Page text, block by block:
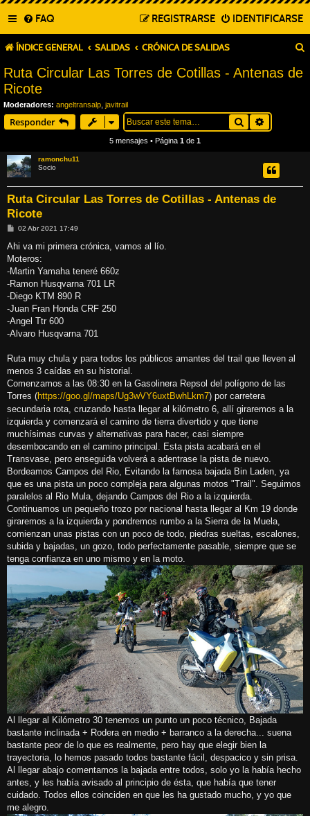
FAQ IDENTIFICARSE
REGISTRARSE
ÍNDICE GENERAL SALIDAS CRÓNICA DE SALIDAS
Ruta Circular Las Torres de Cotillas - Antenas de
Ricote
Moderadores: angeltransalp javitrail
Responder Buscar
5 mensajes • Página 1 de 1
ramonchu11
Socio
Ruta Circular Las Torres de Cotillas - Antenas de
Ricote
M
n
a
j
02 Abr 2021 17:49
Ahi va mi primera crónica, vamos al lío.
Moteros:
-Martin Yamaha teneré 660z
-Ramon Husqvarna 701 LR
-Diego KTM 890 R
-Juan Fran Honda CRF 250
-Angel Ttr 600
-Alvaro Husqvarna 701
Ruta muy chula y para todos los públicos amantes del trail que lleven al
menos 3 caídas en su historial.
Comenzamos a las 08:30 en la Gasolinera Repsol del polígono de las
Torres (https://goo.gl/maps/Ug3wVY6uxtBwhLkm7) por carretera
secundaria rota, cruzando hasta llegar al kilómetro 6, allí giraremos a la
izquierda y comenzará el camino de tierra divertido y que tiene
muchísimas curvas y alternativas para hacer, casi siempre
desembocando en el camino principal. Esta pista acabará en el
Transvase, pero enseguida volverá a adentrase la pista de nuevo.
Bordeamos Campos del Rio, Evitando la famosa bajada Bin Laden, ya
que es una pista un poco compleja para algunas motos "Trail". Seguimos
paralelos al Rio Mula, dejando Campos del Rio a la izquierda.
Continuamos un pequeño trozo por nacional hasta llegar al Km 19 donde
giraremos a la izquierda y pondremos rumbo a la Sierra de la Muela,
comienzan unas pistas con un poco de todo, piedras sueltas, escalones,
subida y bajadas, un gozo, todo perfectamente pasable, siempre que se
tenga confianza en uno mismo y en la moto.
Al llegar al Kilómetro 30 tenemos un punto un poco técnico, Bajada
bastante inclinada + Rodera en medio + barranco a la derecha... suena
bastante peor de lo que es realmente, pero hay que elegir bien la
trayectoria, lo hemos pasado todos bastante fácil, despacico y sin prisa.
Al llegar abajo comentamos la bajada entre todos, solo yo la había hecho
antes, y les había avisado al principio de ésta, que había que tener
cuidado. Todos ellos coinciden en que les ha gustado mucho, y yo que
me alegro.